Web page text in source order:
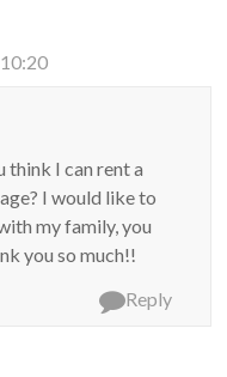
think I can rent a
I would like to
my family, you
you so much!!
Reply